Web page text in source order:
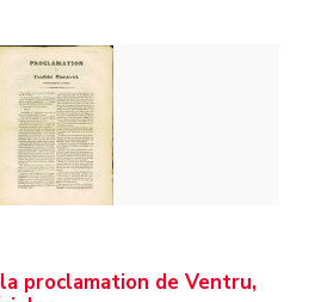
proclamation de Ventru,